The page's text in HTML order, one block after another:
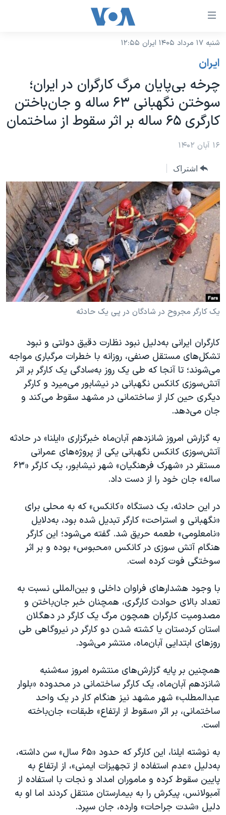
لینکهای
دسترسی
جهش
محتوای
اصلی
جهش
صفحه
جهش
به
جستجو
نسخه سبک وب‌سایت
موضوع ها
ایران
آمریکا
جهان
ورزشی
گزیده‌ها
ویژه برنامه‌ها
ویدیوها
فرهنگ و زندگی
حقوق شهروندی
اقتصادی
علم و فناوری
اسرائیل در جنگ
آرشیو پخش زنده
برنامه های تلویزیونی
جدول برنامه ها
صفحه‌های ویژه
جام جهانی ۲۰۲۶
عملیات خشم حماسی
۲۵۰سالگی آمریکا
بایگانی برنامه‌های تلویزیونی
مستندها
انتخابات ریاست جمهوری آمریکا ۲۰۲۴
حمله جمهوری اسلامی به اسرائیل
رمز مهسا
ورزش زنان در ایران
مجموعه مستندهای دادخواهی
تریبونال مردمی آبان ۹۸
دادگاه حمید نوری
چهل سال گروگان‌گیری
قانون شفافیت دارائی کادر رهبری ایران
اعتراضات مردمی آبان ۹۸
اسرائیل در جنگ
نرگس محمدی برنده جایزه نوبل صلح
صفحه‌های ویژه
سفر پرزیدنت ترامپ به چین
فرکانس‌های صدای آمریکا
پخش رادیویی
یادگیری زبان انگلیسی
دنبال کنید
زبانهای مختلف
شنبه ۱۷ مرداد ۱۴۰۵ ایران ۱۲:۵۵
ايران
چرخه بی‌پایان مرگ کارگران در ایران؛
سوختن نگهبانی ۶۳ ساله و جان‌باختن
کارگری ۶۵ ساله بر اثر سقوط از ساختمان
۱۶ آبان ۱۴۰۲
اشتراک
یک کارگر مجروح در شادگان در پی یک حادثه
کارگران ایرانی به‌دلیل نبود نظارت دقیق دولتی و نبود
تشکل‌های مستقل صنفی، روزانه با خطرات مرگباری مواجه
می‌شوند؛ تا آنجا که طی یک روز به‌سادگی یک کارگر بر اثر
آتش‌سوزی کانکس نگهبانی در نیشابور می‌میرد و کارگر
دیگری حین کار از ساختمانی در مشهد سقوط می‌کند و
جان می‌دهد.
به گزارش امروز شانزدهم آبان‌ماه خبرگزاری «ایلنا» در حادثه
آتش‌سوزی کانکس نگهبانی یکی از پروژه‌های عمرانی
مستقر در «شهرک فرهنگیان» شهر نیشابور، یک کارگر «۶۳
ساله» جان خود را از دست داد.
در این حادثه، یک دستگاه «کانکس» که به محلی برای
«نگهبانی و استراحت» کارگر تبدیل شده بود، به‌دلایل
«نامعلومی» طعمه حریق شد. گفته می‌شود؛ این کارگر
هنگام آتش سوزی در کانکس «محبوس» بوده و بر اثر
سوختگی فوت کرده است.
با وجود هشدارهای فراوان داخلی و بین‌المللی نسبت به
تعداد بالای حوادث کارگری، همچنان خبر جان‌باختن و
مصدومیت کارگران همچون مرگ یک کارگر در دهگلان
استان کردستان یا کشته شدن دو کارگر در نیروگاهی طی
روزهای ابتدایی آبان‌ماه، منتشر می‌شود.
همچنین بر پایه گزارش‌های منتشره امروز سه‌شنبه
شانزدهم آبان‌ماه، یک کارگر ساختمانی در محدوده «بلوار
عبدالمطلب» شهر مشهد نیز هنگام کار در یک واحد
ساختمانی، بر اثر «سقوط از ارتفاع» طبقات» جان‌باخته
است.
به نوشته ایلنا، این کارگر که حدود «۶۵ سال» سن داشته،
به‌دلیل‌ «عدم استفاده از تجهیزات ایمنی»، از ارتفاع به
پایین سقوط کرده و ماموران امداد و نجات با استفاده از
آمبولانس، پیکرش را به بیمارستان منتقل کردند اما او به
دلیل «شدت جراحات» وارده، جان سپرد.